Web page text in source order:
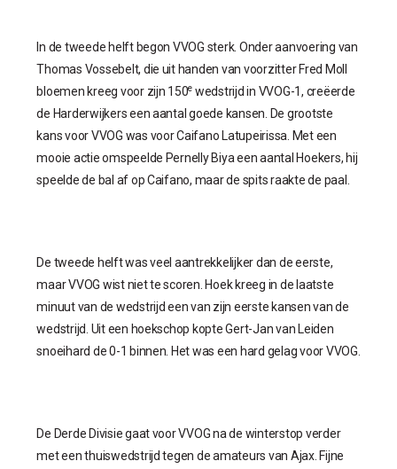
In de tweede helft begon VVOG sterk. Onder aanvoering van
Thomas Vossebelt, die uit handen van voorzitter Fred Moll
bloemen kreeg voor zijn 150e wedstrijd in VVOG-1, creëerde
de Harderwijkers een aantal goede kansen. De grootste
kans voor VVOG was voor Caifano Latupeirissa. Met een
mooie actie omspeelde Pernelly Biya een aantal Hoekers, hij
speelde de bal af op Caifano, maar de spits raakte de paal.
De tweede helft was veel aantrekkelijker dan de eerste,
maar VVOG wist niet te scoren. Hoek kreeg in de laatste
minuut van de wedstrijd een van zijn eerste kansen van de
wedstrijd. Uit een hoekschop kopte Gert-Jan van Leiden
snoeihard de 0-1 binnen. Het was een hard gelag voor VVOG.
De Derde Divisie gaat voor VVOG na de winterstop verder
met een thuiswedstrijd tegen de amateurs van Ajax. Fijne